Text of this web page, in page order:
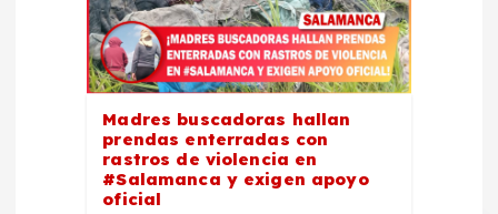
Madres buscadoras hallan
prendas enterradas con
rastros de violencia en
#Salamanca y exigen apoyo
oficial